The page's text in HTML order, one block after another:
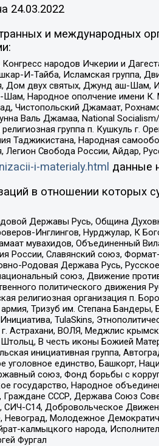
24.03.2022
и международных
народов Ичкерии и
И-Тайба, Исламская группа,
двух святых, Джунд аш-Шам,
Народное ополчение имени
Чистопольский Джамаат,
Валь Джамаа, National Socialism/
группа п. Кушкуль г.
Таджикистана, Народная
Свобода России, Айдар,
i-materialy.html данные
в отношении которых
Державы Русь, Община
Инглингов, Нурджулар, К
мувахидов, Объединенный
России, Славянский союз,
Родовая Держава Русь,
союз, Движение
политического движения
религиозная организация п.
Тризуб им. Степана Бандеры,
TulaSkins,
Астрахани, ВОЛЯ, Меджлис
В честь иконы Божией
инициативная группа,
уголовное единство, Башкорт,
союз, Фонд борьбы с
государство, Народное
СССР, Держава Союз
С14, Добровольческое
Невоград, Молодежное
калмыцкого народа,
Фургал